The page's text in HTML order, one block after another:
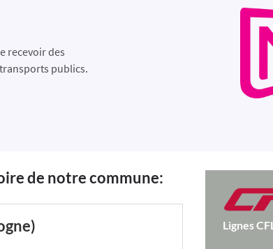
recevoir des
public​s.
de notre commune:
Lignes